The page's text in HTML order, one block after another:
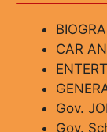
CAR
Gov.
Gov.